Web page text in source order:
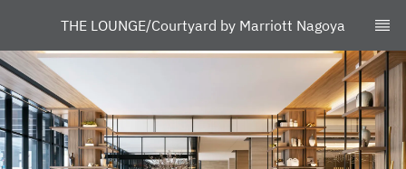
THE LOUNGE/Courtyard by Marriott Nagoya